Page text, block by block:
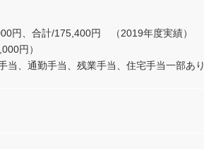
円、合計/175,400円 （2019年度実績）
円）
当、通勤手当、残業手当、住宅手当一部あり